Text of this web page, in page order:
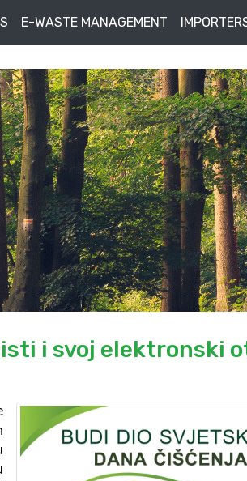
E-WASTE MANAGEMENT
i svoj elektronski